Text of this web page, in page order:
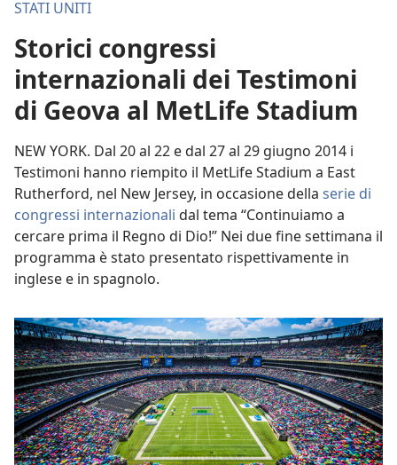
STATI UNITI
Storici congressi
internazionali dei Testimoni
di Geova al MetLife Stadium
NEW YORK. Dal 20 al 22 e dal 27 al 29 giugno 2014 i
Testimoni hanno riempito il MetLife Stadium a East
Rutherford, nel New Jersey, in occasione della serie di
congressi internazionali dal tema “Continuiamo a
cercare prima il Regno di Dio!” Nei due fine settimana il
programma è stato presentato rispettivamente in
inglese e in spagnolo.